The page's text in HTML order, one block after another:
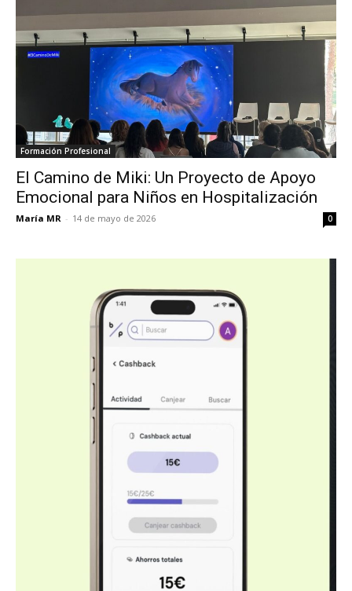
Formación Profesional
El Camino de Miki: Un Proyecto de Apoyo
Emocional para Niños en Hospitalización
María MR - 14 de mayo de 2026 0